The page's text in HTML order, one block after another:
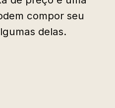
compor seu
delas.